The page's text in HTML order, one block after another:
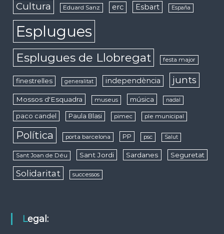
Cultura Eduard Sanz erc Esbart España
Esplugues
Esplugues de Llobregat festa major
finestrelles generalitat independència junts
Mossos d'Esquadra museus música nadal
paco candel Paula Blasi pimec ple municipal
Política porta barcelona PP psc Salut
Sant Joan de Déu Sant Jordi Sardanes Seguretat
Solidaritat successos
Legal: